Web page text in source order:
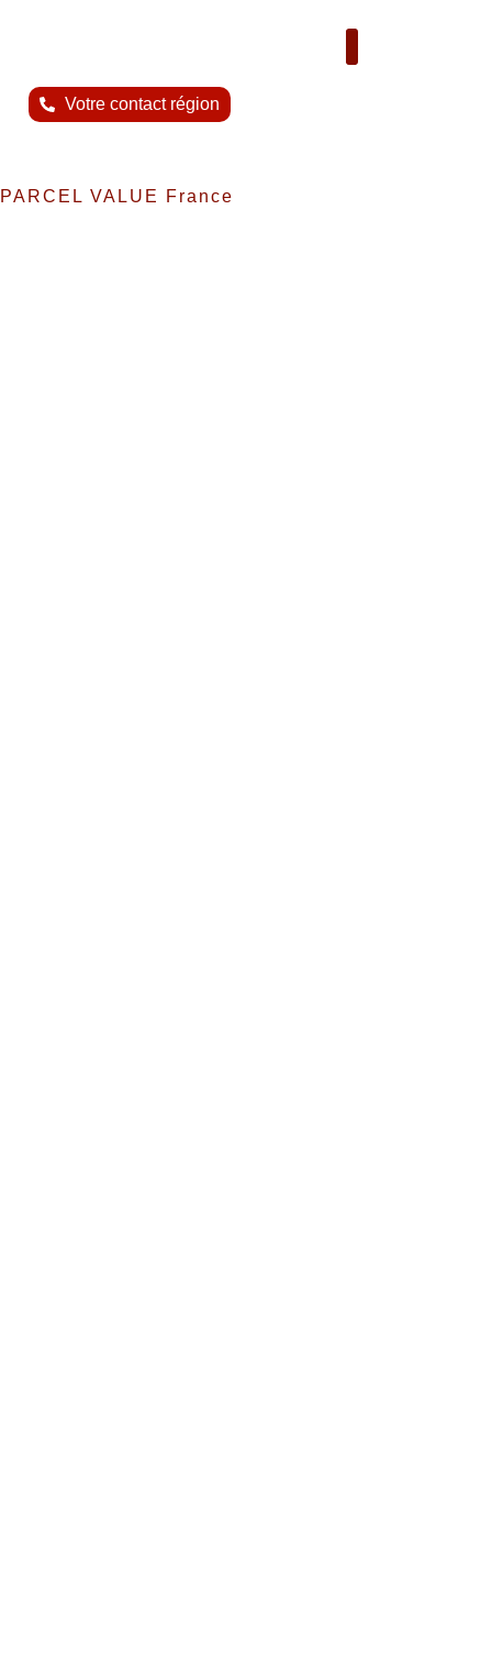
Votre contact région
PARCEL VALUE France